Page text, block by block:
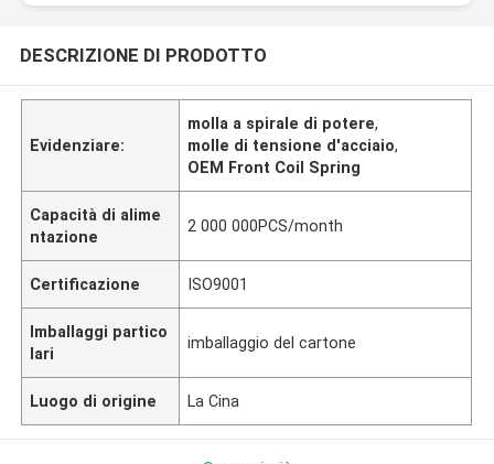
DESCRIZIONE DI PRODOTTO
Evidenziare:
molla a spirale di potere,
molle di tensione d'acciaio,
OEM Front Coil Spring
Capacità di alime
ntazione
2 000 000PCS/month
Certificazione ISO9001
Imballaggi partico
lari
imballaggio del cartone
Luogo di origine La Cina